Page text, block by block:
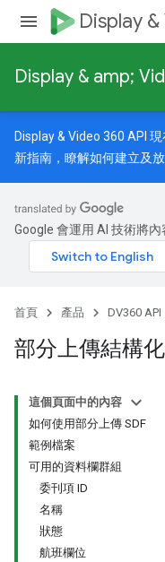
Display
Display & amp;
Display & Video 360 API
新指南 ，瞭解如何建立及
Google 會運用 AI 技術將
首頁 產品 DV360 API
部分上傳結構
這個頁面中的內容
如何使用部分上傳 SDF
範例檔案
可用的資料欄群組
委刊項 ID
名稱
狀態
航班欄位